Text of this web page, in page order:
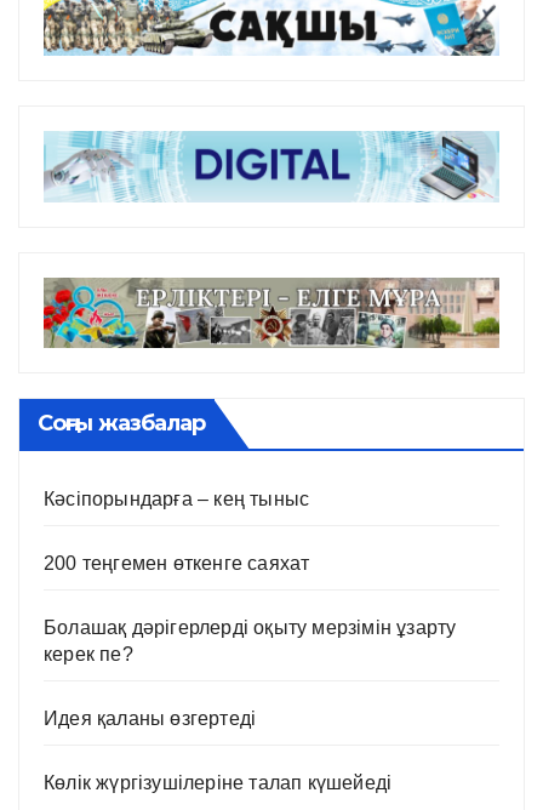
Соңғы жазбалар
Кәсіпорындарға – кең тыныс
200 теңгемен өткенге саяхат
Болашақ дәрігерлерді оқыту мерзімін ұзарту
керек пе?
Идея қаланы өзгертеді
Көлік жүргізушілеріне талап күшейеді